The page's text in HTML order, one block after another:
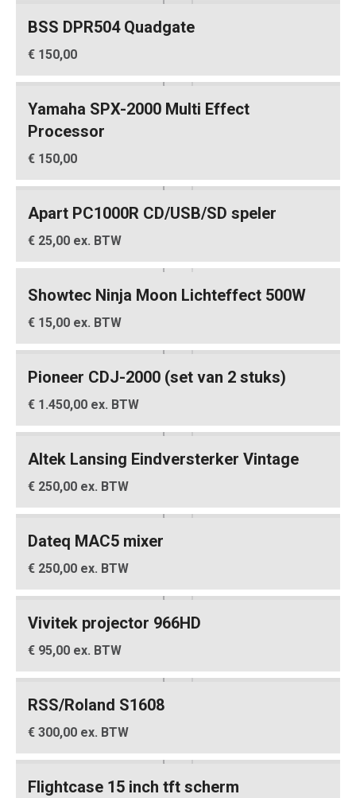
BSS DPR504 Quadgate
€ 150,00
Yamaha SPX-2000 Multi Effect
Processor
€ 150,00
Apart PC1000R CD/USB/SD speler
€ 25,00 ex. BTW
Showtec Ninja Moon Lichteffect 500W
€ 15,00 ex. BTW
Pioneer CDJ-2000 (set van 2 stuks)
€ 1.450,00 ex. BTW
Altek Lansing Eindversterker Vintage
€ 250,00 ex. BTW
Dateq MAC5 mixer
€ 250,00 ex. BTW
Vivitek projector 966HD
€ 95,00 ex. BTW
RSS/Roland S1608
€ 300,00 ex. BTW
Flightcase 15 inch tft scherm